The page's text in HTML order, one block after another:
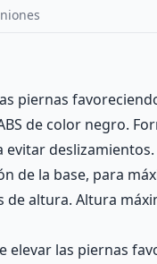
piernas
de color negro.
de la base, para
de altura. Altura
elevar las piernas